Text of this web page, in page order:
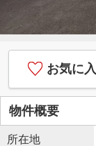
お気に
物件概要
所在地